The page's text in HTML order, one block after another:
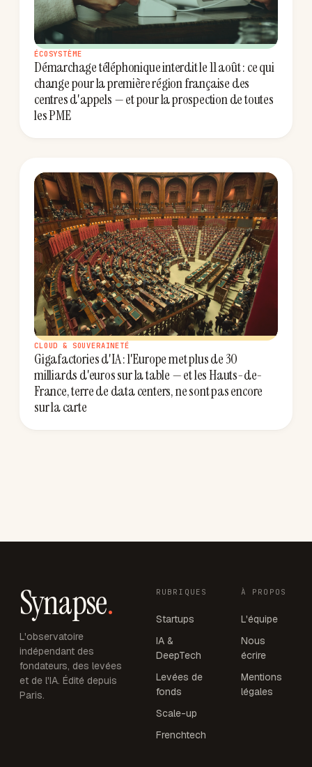
ÉCOSYSTÈME
Démarchage téléphonique interdit le 11 août : ce qui
change pour la première région française des
centres d'appels — et pour la prospection de toutes
les PME
CLOUD & SOUVERAINETÉ
Gigafactories d'IA : l'Europe met plus de 30
milliards d'euros sur la table — et les Hauts-de-
France, terre de data centers, ne sont pas encore
sur la carte
Synapse.
L'observatoire
indépendant des
fondateurs, des levées
et de l'IA. Édité depuis
Paris.
RUBRIQUES
Startups
IA &
DeepTech
Levées de
fonds
Scale-up
Frenchtech
À PROPOS
L'équipe
Nous
écrire
Mentions
légales